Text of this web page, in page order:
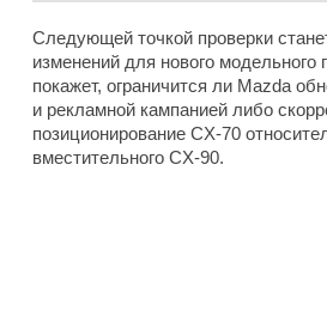
Следующей точкой проверки
изменений для нового модельного
покажет, ограничится ли Mazda
и рекламной кампанией либо
позиционирование CX-70
вместительного CX-90.